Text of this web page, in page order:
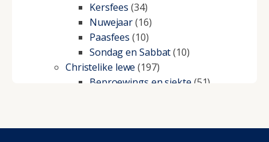
Kersfees (34)
Nuwejaar(16)
Paasfees (10)
Sondag en Sabbat(10)
Christelike lewe (197)
Beproewings en siekte (51)
Geestelike Groei(10)